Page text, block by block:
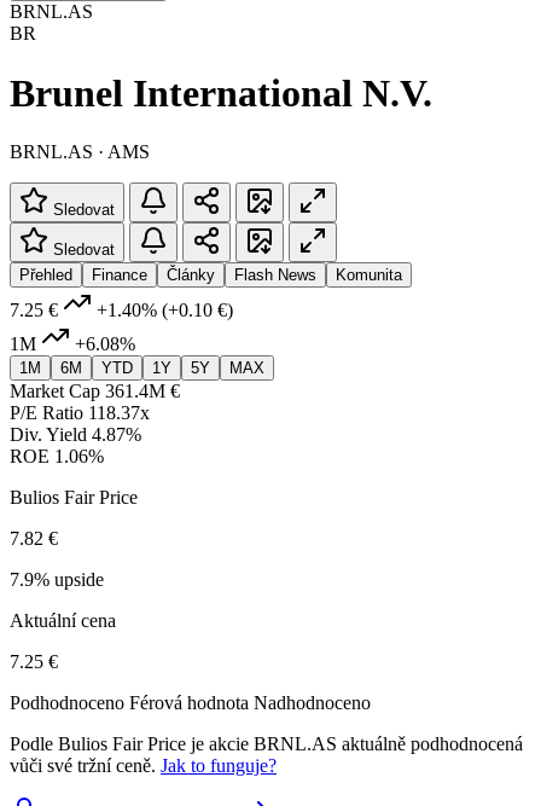
BRNL.AS
BR
Brunel International N.V.
BRNL.AS · AMS
Sledovat
Sledovat
Přehled
Finance Články Flash News Komunita
7.25 € +1.40% (+0.10 €)
1M
+6.08%
1M 6M YTD 1Y 5Y MAX
Market Cap 361.4M €
P/E Ratio 118.37x
Div. Yield 4.87%
ROE 1.06%
Bulios Fair Price
7.82 €
7.9% upside
Aktuální cena
7.25 €
Podhodnoceno Férová hodnota Nadhodnoceno
Podle Bulios Fair Price je akcie BRNL.AS aktuálně podhodnocená
vůči své tržní ceně. Jak to funguje?